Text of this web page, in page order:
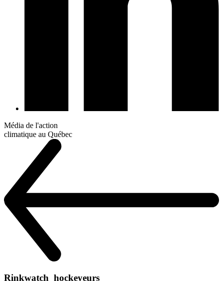
Média de l'action
climatique au Québec
Rinkwatch_hockeyeurs